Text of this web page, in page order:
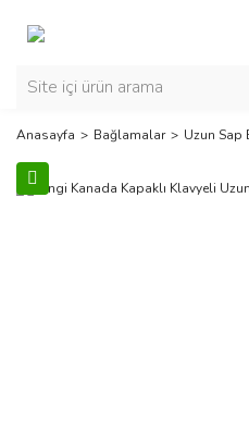
Anasayfa Bağlamalar Uzun Sap